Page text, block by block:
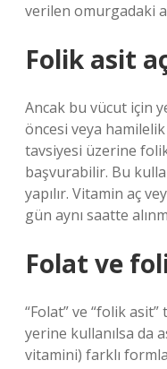
verilen omurgadaki
Folik asit
Ancak bu vücut için
öncesi veya
tavsiyesi üzerine
başvurabilir. Bu
yapılır. Vitamin aç
gün aynı saatte
Folat ve
“Folat” ve “folik
yerine kullanılsa da
vitamini) farklı